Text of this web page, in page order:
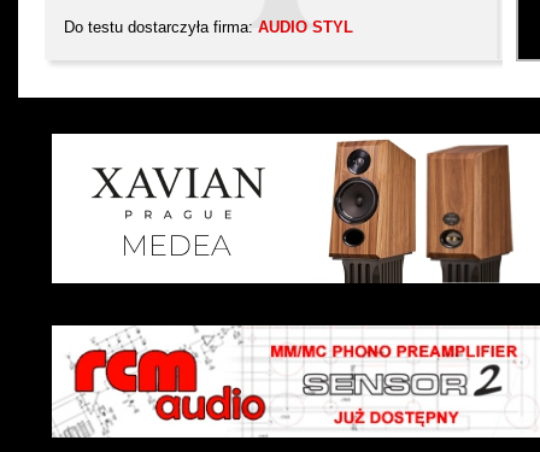
Do testu dostarczyła firma: AUDIO STYL